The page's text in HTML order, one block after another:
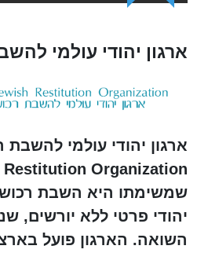
ארגון יהודי עולמי
שמשימתו היא השבת רכוש
יהודי פרטי ללא יורשים,
השואה. הארגון פועל